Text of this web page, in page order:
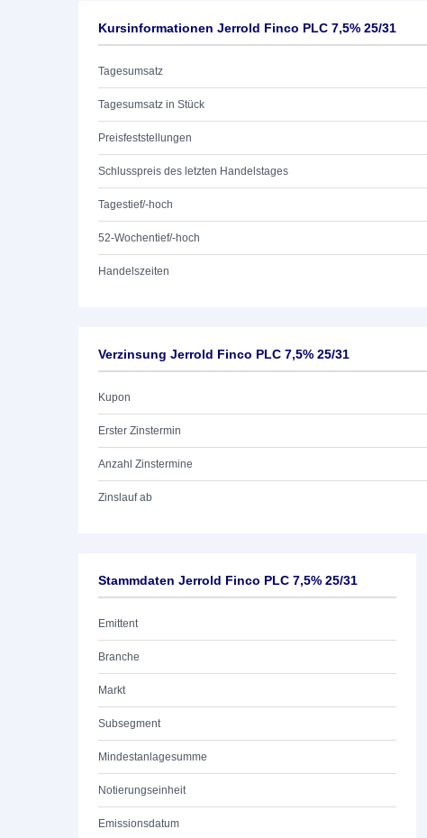
Kursinformationen Jerrold Finco PLC 7,5% 25/31
Tagesumsatz
Tagesumsatz in Stück
Preisfeststellungen
Schlusspreis des letzten Handelstages
Tagestief/-hoch
52-Wochentief/-hoch
Handelszeiten
Verzinsung Jerrold Finco PLC 7,5% 25/31
Kupon
Erster Zinstermin
Anzahl Zinstermine
Zinslauf ab
Stammdaten Jerrold Finco PLC 7,5% 25/31
Emittent
Branche
Markt
Subsegment
Mindestanlagesumme
Notierungseinheit
Emissionsdatum